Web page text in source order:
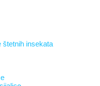
štetnih insekata